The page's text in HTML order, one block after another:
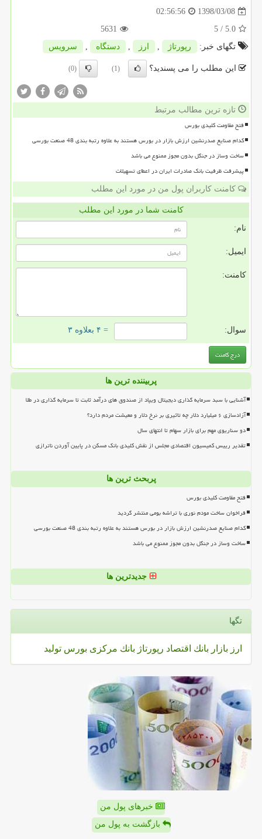
1398/03/08
02:56:56
5.0
/ 5
5631
تگهای خبر:
رپورتاژ , ارز , دستگاه , سرویس
این مطلب را می پسندید؟ (1)
(0)
تازه ترین مطالب مرتبط
فتح مقاومت کلیدی بورس
کدام صنایع صدرنشین ارزش بازار در بورس هستند به علاوه رتبه بندی 48 صنعت بورسی
ساخت وساز در جنگل بدون مجوز ممنوع می باشد
پیشرفت ظرفیت بانک صادرات ایران در اعطای تسهیلات
کامنت کاربران پول من در مورد این مطلب
کامنت شما در مورد این مطلب
نام:
ایمیل:
کامنت:
سوال: = ۴ بعلاوه ۳
پربیننده ترین ها
آشنایی با سبد سرمایه گذاری دیجیتال ویپاد از صندوق های درآمد ثابت تا سرمایه گذاری در طلا
آزادسازی ۶ میلیارد دلار چه تاثیری بر نرخ دلار و معیشت مردم دارد؟
دو سناریوی مهم برای بازار سهام تا انتهای سال
تقدیر رییس کمیسیون اقتصادی مجلس از نقش کلیدی بانک مسکن در پایین آوردن ناترازی
پربحث ترین ها
فتح مقاومت کلیدی بورس
فراخوان ساخت مودم نوری با تراشه بومی منتشر گردید
کدام صنایع صدرنشین ارزش بازار در بورس هستند به علاوه رتبه بندی 48 صنعت بورسی
ساخت وساز در جنگل بدون مجوز ممنوع می باشد
جدیدترین ها
تگها
ارز بازار بانك اقتصاد رپورتاژ بانك مركزی بورس تولید
خبرهای پول من
بازگشت به پول من